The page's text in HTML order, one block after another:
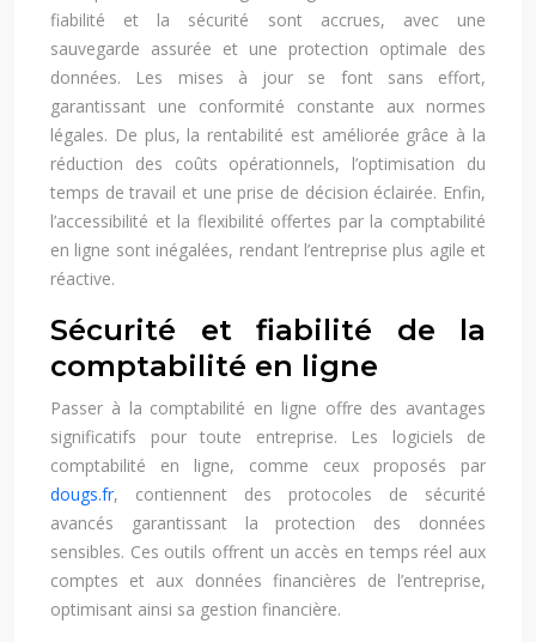
fiabilité et la sécurité sont accrues, avec une
sauvegarde assurée et une protection optimale des
données. Les mises à jour se font sans effort,
garantissant une conformité constante aux normes
légales. De plus, la rentabilité est améliorée grâce à la
réduction des coûts opérationnels, l’optimisation du
temps de travail et une prise de décision éclairée. Enfin,
l’accessibilité et la flexibilité offertes par la comptabilité
en ligne sont inégalées, rendant l’entreprise plus agile et
réactive.
Sécurité et fiabilité de la
comptabilité en ligne
Passer à la comptabilité en ligne offre des avantages
significatifs pour toute entreprise. Les logiciels de
comptabilité en ligne, comme ceux proposés par
dougs.fr, contiennent des protocoles de sécurité
avancés garantissant la protection des données
sensibles. Ces outils offrent un accès en temps réel aux
comptes et aux données financières de l’entreprise,
optimisant ainsi sa gestion financière.